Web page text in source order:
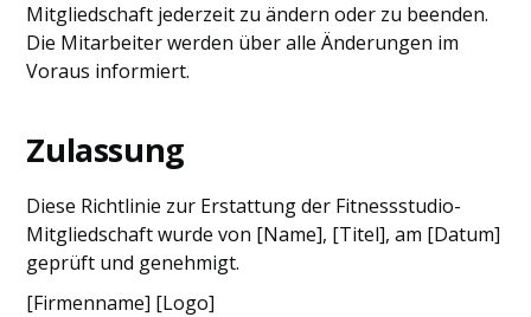
Mitgliedschaft jederzeit zu ändern oder zu beenden.
Die Mitarbeiter werden über alle Änderungen im
Voraus informiert.
Zulassung
Diese Richtlinie zur Erstattung der Fitnessstudio-
Mitgliedschaft wurde von [Name], [Titel], am [Datum]
geprüft und genehmigt.
[Firmenname] [Logo]